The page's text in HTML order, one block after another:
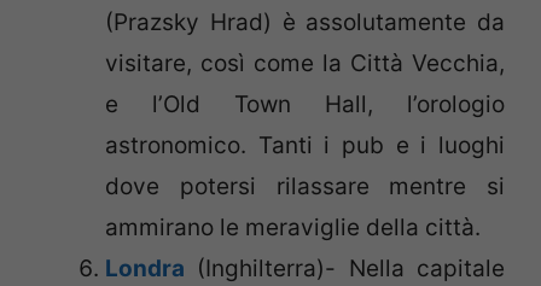
(Prazsky Hrad) è assolutamente da
visitare, così come la Città Vecchia,
e l’Old Town Hall, l’orologio
astronomico. Tanti i pub e i luoghi
dove potersi rilassare mentre si
ammirano le meraviglie della città.
Londra (Inghilterra)- Nella capitale